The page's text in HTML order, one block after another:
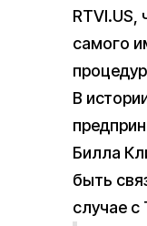
RTVI.US,
самого
В
Билла
быть
случае с